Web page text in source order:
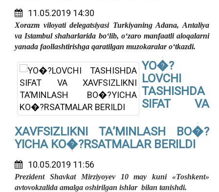
11.05.2019 14:30
Xorazm viloyati delegatsiyasi Turkiyaning Adana, Antaliya
va Istambul shaharlarida bo‘lib, o‘zaro manfaatli aloqalarni
yanada faollashtirishga qaratilgan muzokaralar o‘tkazdi.
YO�?
LOVCHI
TASHISHDA
SIFAT VA
XAVFSIZLIKNI TA’MINLASH BO�?
YICHA KO�?RSATMALAR BERILDI
10.05.2019 11:56
Prezident Shavkat Mirziyoyev 10 may kuni «Toshkent»
avtovokzalida amalga oshirilgan ishlar bilan tanishdi.